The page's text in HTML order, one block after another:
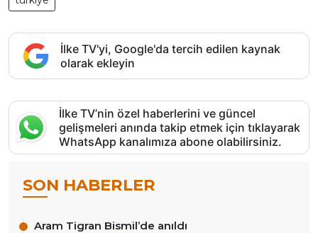
İlke TV'yi, Google'da tercih edilen kaynak
olarak ekleyin
İlke TV’nin özel haberlerini ve güncel
gelişmeleri anında takip etmek için tıklayarak
WhatsApp kanalımıza abone olabilirsiniz.
SON HABERLER
Aram Tigran Bismil’de anıldı